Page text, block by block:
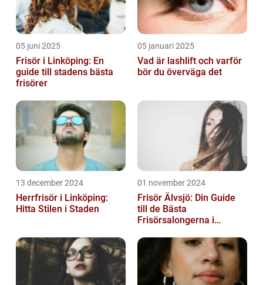
05 juni 2025
Frisör i Linköping: En
guide till stadens bästa
frisörer
05 januari 2025
Vad är lashlift och varför
bör du överväga det
13 december 2024
Herrfrisör i Linköping:
Hitta Stilen i Staden
01 november 2024
Frisör Älvsjö: Din Guide
till de Bästa
Frisörsalongerna i